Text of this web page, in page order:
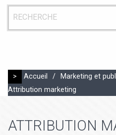
> Accueil / Marketing et
Attribution marketing
ATTRIBUTION